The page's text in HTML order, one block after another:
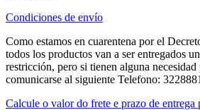
Condiciones de envío
Como estamos en cuarentena por el
todos los productos van a ser entregados
restricción, pero si tienen alguna
comunicarse al siguiente Telefono:
Calcule o valor do frete e prazo de entrega